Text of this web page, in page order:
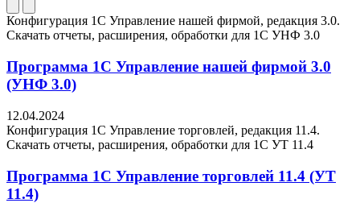
Конфигурация 1С Управление нашей фирмой, редакция 3.0.
Скачать отчеты, расширения, обработки для 1C УНФ 3.0
Программа 1С Управление нашей фирмой 3.0
(УНФ 3.0)
12.04.2024
Конфигурация 1С Управление торговлей, редакция 11.4.
Скачать отчеты, расширения, обработки для 1C УТ 11.4
Программа 1С Управление торговлей 11.4 (УТ
11.4)